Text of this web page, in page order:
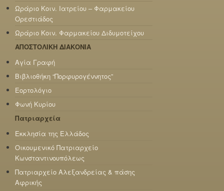
Ωράριο Κοιν. Ιατρείου – Φαρμακείου
Ορεστιάδος
Ωράριο Κοιν. Φαρμακείου Διδυμοτείχου
ΑΠΟΣΤΟΛΙΚΗ ΔΙΑΚΟΝΙΑ
Αγία Γραφή
Βιβλιοθήκη “Πορφυρογέννητος”
Εορτολόγιο
Φωνή Κυρίου
Πατριαρχεία
Εκκλησία της Ελλάδος
Οικουμενικό Πατριαρχείο
Κωνσταντινουπόλεως
Πατριαρχείο Αλεξανδρείας & πάσης
Αφρικής